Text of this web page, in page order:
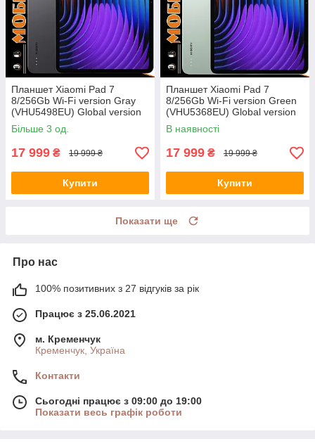
Планшет Xiaomi Pad 7
8/256Gb Wi-Fi version Gray
(VHU5498EU) Global version
Більше 3 од.
17 999 ₴ 19 999 ₴
Купити
Планшет Xiaomi Pad 7
8/256Gb Wi-Fi version Green
(VHU5368EU) Global version
В наявності
17 999 ₴ 19 999 ₴
Купити
Показати ще
Про нас
100% позитивних з 27 відгуків за рік
Працює з 25.06.2021
м. Кременчук
Кременчук, Україна
Контакти
Сьогодні працює з 09:00 до 19:00
Показати весь графік роботи